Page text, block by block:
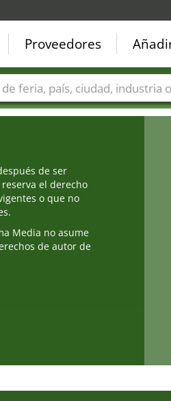
de ser
el derecho
o que no
Media no asume
de autor de
Proveedores
Ciudades Sectores de